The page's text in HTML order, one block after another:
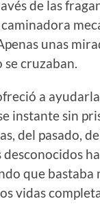
de las
unas
se cruzaban.
a
instante sin
del pasado,
que bastaba
vidas